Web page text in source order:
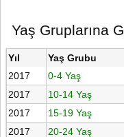
Yaş Gruplarına
Yıl Yaş Grubu
2017
0-4 Yaş
2017
10-14 Yaş
2017
15-19 Yaş
2017
20-24 Yaş